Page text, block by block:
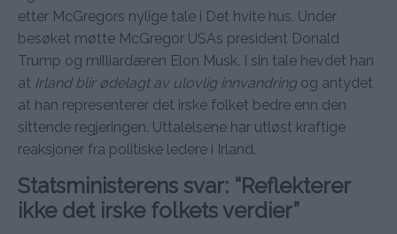
etter McGregors nylige tale i Det hvite hus. Under
besøket møtte McGregor USAs president Donald
Trump og milliardæren Elon Musk. I sin tale hevdet han
at Irland blir ødelagt av ulovlig innvandringog antydet
at han representerer det irske folket bedre enn den
sittende regjeringen. Uttalelsene har utløst kraftige
reaksjoner fra politiske ledere i Irland.
Statsministerens svar: “Reflekterer
ikke det irske folkets verdier”